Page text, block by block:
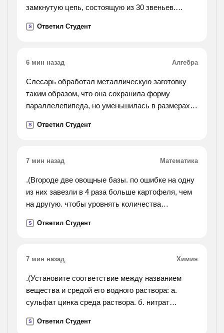
замкнутую цепь, состоящую из 30 звеньев.
центов, а вновь его соединить-18 центов.
полтора доллара?
S Ответил Студент
6 мин назад Алгебра
Слесарь обработал металлическую заготовку
таким образом, что она сохранила форму
параллелепипеда, но уменьшилась в размерах.
уменьшилась на 28%, другой – на 37%, а третьей
S Ответил Студент
7 мин назад Математика
.(Вгороде две овощные базы. по ошибке на одну
из них завезли в 4 раза больше картофеля, чем
на другую. чтобы уровнять количества
базы перевезти на вторую 630 т картофеля.
первоначально?).
S Ответил Студент
7 мин назад Химия
.(Установите соответствие между названием
вещества и средой его водного раствора: а.
сульфат цинка среда раствора. б. нитрат
2.нейтральная г. гидрофосфат натрия
S Ответил Студент